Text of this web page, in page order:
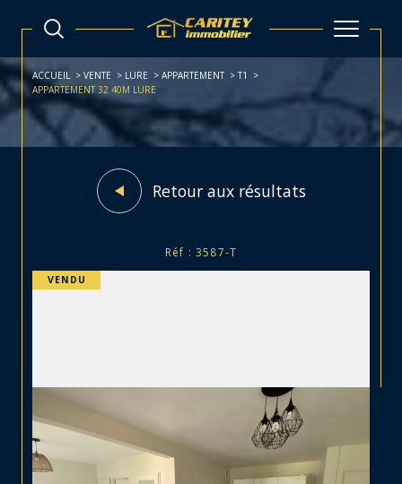
ACCUEIL VENTE LURE APPARTEMENT
T1
APPARTEMENT 32 40M LURE
Retour aux résultats
Réf : 3587-T
VENDU